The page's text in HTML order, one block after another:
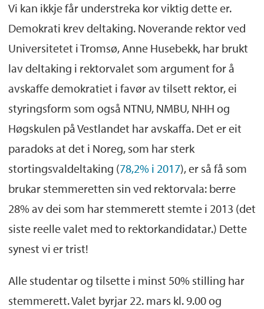
Vi kan ikkje får understreka kor viktig dette er.
Demokrati krev deltaking. Noverande rektor ved
Universitetet i Tromsø, Anne Husebekk, har brukt
lav deltaking i rektorvalet som argument for å
avskaffe demokratiet i favør av tilsett rektor, ei
styringsform som også NTNU, NMBU, NHH og
Høgskulen på Vestlandet har avskaffa. Det er eit
paradoks at det i Noreg, som har sterk
stortingsvaldeltaking (78,2% i 2017), er så få som
brukar stemmeretten sin ved rektorvala: berre
28% av dei som har stemmerett stemte i 2013 (det
siste reelle valet med to rektorkandidatar.) Dette
synest vi er trist!
Alle studentar og tilsette i minst 50% stilling har
stemmerett. Valet byrjar 22. mars kl. 9.00 og